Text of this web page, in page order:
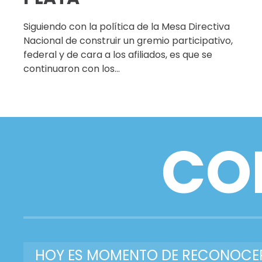
Siguiendo con la política de la Mesa Directiva
Nacional de construir un gremio participativo,
federal y de cara a los afiliados, es que se
continuaron con los…
HOY ES MOMENTO DE